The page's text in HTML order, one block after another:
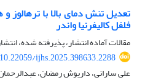
تعدیل تنش دمای بالا با
فلفل کالیفرنیا واندر
مقالات آماده انتشار، پذیرفته شده،
10.22059/ijhs.2025.398633.2288
علی سارانی، داریوش رمضان،